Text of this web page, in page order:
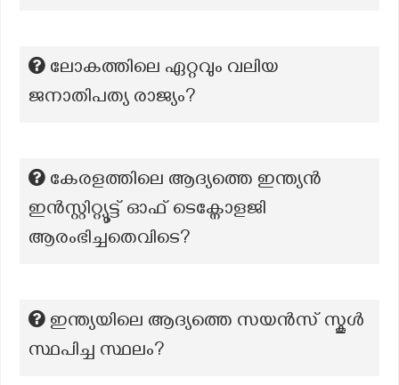
ലോകത്തിലെ ഏറ്റവും വലിയ
ജനാതിപത്യ രാജ്യം?
കേരളത്തിലെ ആദ്യത്തെ ഇന്ത്യൻ
ഇൻസ്റ്റിറ്റ്യൂട്ട് ഓഫ് ടെക്നോളജി
ആരംഭിച്ചതെവിടെ?
ഇന്ത്യയിലെ ആദ്യത്തെ സയൻസ് സ്കൂൾ
സ്ഥപിച്ച സ്ഥലം?